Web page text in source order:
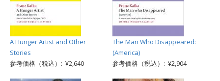
A Hunger Artist and Other
Stories
参考価格（税込）: ¥2,640
The Man Who Disappeared:
(America)
参考価格（税込）: ¥2,904